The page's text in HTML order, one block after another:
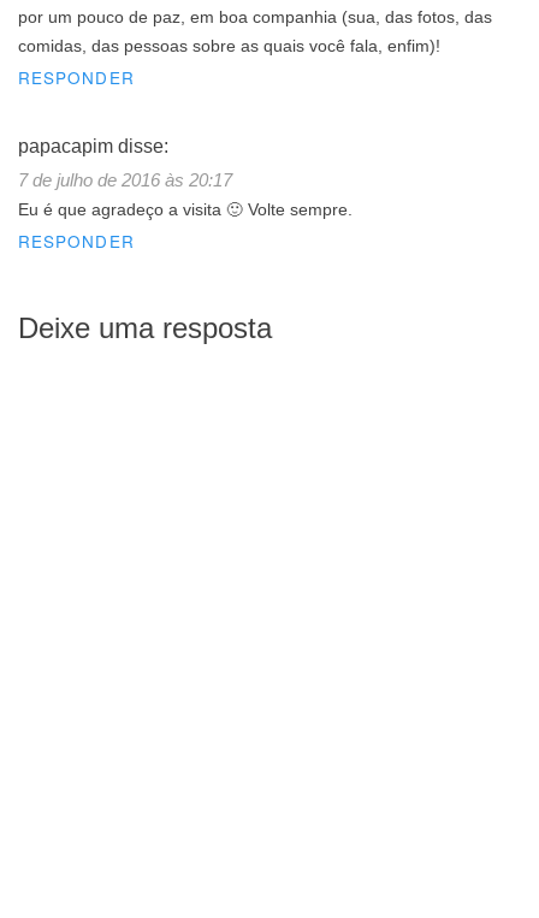
por um pouco de paz, em boa companhia (sua, das fotos, das
comidas, das pessoas sobre as quais você fala, enfim)!
RESPONDER
papacapim disse:
7 de julho de 2016 às 20:17
Eu é que agradeço a visita 🙂 Volte sempre.
RESPONDER
Deixe uma resposta